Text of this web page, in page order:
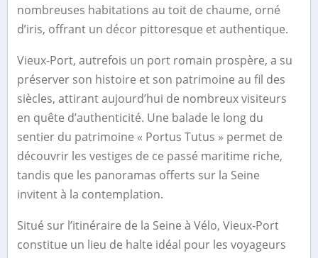
nombreuses habitations au toit de chaume, orné
d’iris, offrant un décor pittoresque et authentique.
Vieux-Port, autrefois un port romain prospère, a su
préserver son histoire et son patrimoine au fil des
siècles, attirant aujourd’hui de nombreux visiteurs
en quête d’authenticité. Une balade le long du
sentier du patrimoine « Portus Tutus » permet de
découvrir les vestiges de ce passé maritime riche,
tandis que les panoramas offerts sur la Seine
invitent à la contemplation.
Situé sur l’itinéraire de la Seine à Vélo, Vieux-Port
constitue un lieu de halte idéal pour les voyageurs